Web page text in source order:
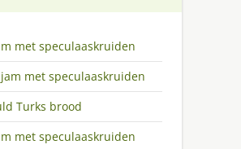
met speculaaskruiden
met speculaaskruiden
Turks brood
met speculaaskruiden